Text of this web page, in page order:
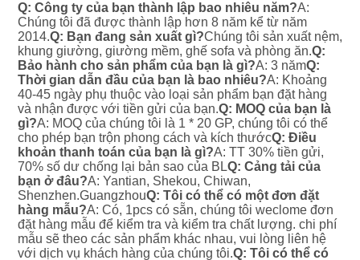
Q: Công ty của bạn thành lập bao nhiêu năm?A:
Chúng tôi đã được thành lập hơn 8 năm kể từ năm
2014.Q: Bạn đang sản xuất gì?Chúng tôi sản xuất nệm,
khung giường, giường mềm, ghế sofa và phòng ăn.Q:
Bảo hành cho sản phẩm của bạn là gì?A: 3 nămQ:
Thời gian dẫn đầu của bạn là bao nhiêu?A: Khoảng
40-45 ngày phụ thuộc vào loại sản phẩm bạn đặt hàng
và nhận được với tiền gửi của bạn.Q: MOQ của bạn là
gì?A: MOQ của chúng tôi là 1 * 20 GP, chúng tôi có thể
cho phép bạn trộn phong cách và kích thướcQ: Điều
khoản thanh toán của bạn là gì?A: TT 30% tiền gửi,
70% số dư chống lại bản sao của BLQ: Cảng tải của
bạn ở đâu?A: Yantian, Shekou, Chiwan,
Shenzhen.GuangzhouQ: Tôi có thể có một đơn đặt
hàng mẫu?A: Có, 1pcs có sẵn, chúng tôi weclome đơn
đặt hàng mẫu để kiểm tra và kiểm tra chất lượng. chi phí
mẫu sẽ theo các sản phẩm khác nhau, vui lòng liên hệ
với dịch vụ khách hàng của chúng tôi.Q: Tôi có thể có